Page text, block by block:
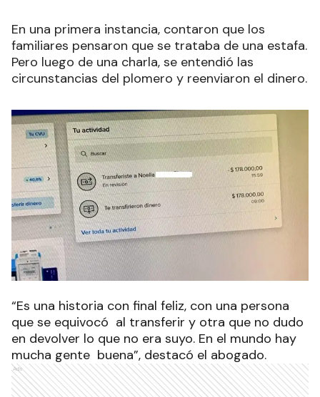
En una primera instancia, contaron que los
familiares pensaron que se trataba de una estafa.
Pero luego de una charla, se entendió las
circunstancias del plomero y reenviaron el dinero.
“Es una historia con final feliz, con una persona
que se equivocó al transferir y otra que no dudo
en devolver lo que no era suyo. En el mundo hay
mucha gente buena”, destacó el abogado.
Ads